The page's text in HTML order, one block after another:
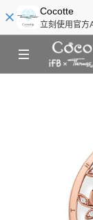
Cocotte
立刻使用官方